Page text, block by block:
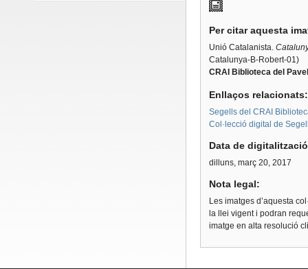
Per citar aquesta
Unió Catalanista.
Catalunya-B-Robert-01)
CRAI Biblioteca del
Enllaços
Segells del CRAI
Col·lecció digital de
Data de
dilluns, març 20, 2017
Nota legal:
Les imatges d’aquesta
la llei vigent i podran
imatge en alta resolució